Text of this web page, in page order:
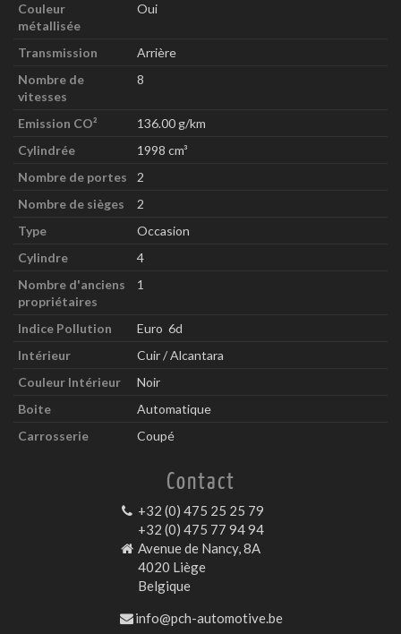
Couleur
métallisée
Oui
Transmission
Arrière
Nombre de
vitesses
8
Emission CO²
136.00 g/km
Cylindrée
1998 cm³
Nombre de portes
2
Nombre de sièges
2
Type
Occasion
Cylindre
4
Nombre d'anciens
propriétaires
1
Indice Pollution
Euro 6d
Intérieur
Cuir / Alcantara
Couleur Intérieur
Noir
Boite
Automatique
Carrosserie
Coupé
Contact
+32 (0) 475 25 25 79
+32 (0) 475 77 94 94
Avenue de Nancy, 8A
4020 Liège
Belgique
info@pch-automotive.be